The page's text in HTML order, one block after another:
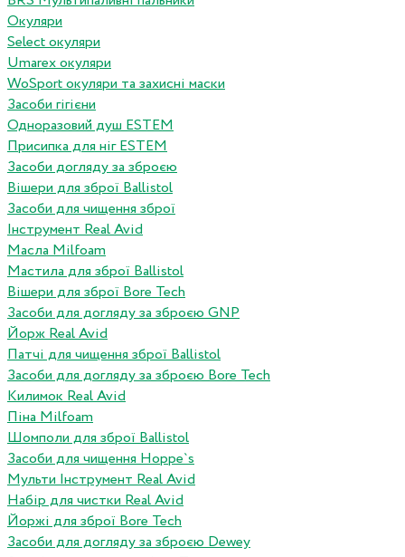
Окуляри
Select окуляри
Umarex окуляри
WoSport окуляри та захисні маски
Засоби гігієни
Одноразовий душ ESTEM
Присипка для ніг ESTEM
Засоби догляду за зброєю
Вішери для зброї Ballistol
Засоби для чищення зброї
Інструмент Real Avid
Масла Milfoam
Мастила для зброї Ballistol
Вішери для зброї Bore Tech
Засоби для догляду за зброєю GNP
Йорж Real Avid
Патчі для чищення зброї Ballistol
Засоби для догляду за зброєю Bore Tech
Килимок Real Avid
Піна Milfoam
Шомполи для зброї Ballistol
Засоби для чищення Hoppe`s
Мульти Інструмент Real Avid
Набір для чистки Real Avid
Йоржі для зброї Bore Tech
Засоби для догляду за зброєю Dewey